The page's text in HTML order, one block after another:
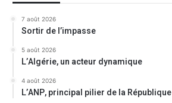
7 août 2026
Sortir de l’impasse
5 août 2026
L’Algérie, un acteur dynamique
4 août 2026
L’ANP, principal pilier de la République